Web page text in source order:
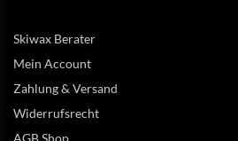
Skiwax Berater
Mein Account
Zahlung & Versand
Widerrufsrecht